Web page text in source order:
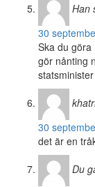
Han
30
Ska du göra
gör nånting
30
det är en
Du